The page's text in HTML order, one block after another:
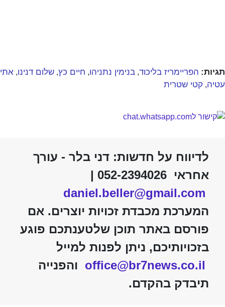
תגיות: הפריימריז בליכוד, בנימין נתניהו, חיים כץ, שלום דנינו, אתי
עטיה, קטי שטרית
לדיווח על חדשות: דני בלר - עורך
אחראי 052-2394026 |
daniel.beller@gmail.com
המערכת מכבדת זכויות יוצרים. אם
פורסם באתר תוכן שלטענתכם פוגע
בזכויותיכם, ניתן לפנות למייל
office@br7news.co.il והפנייה
תיבדק בהקדם.